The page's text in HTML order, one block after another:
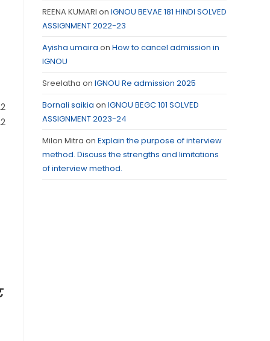
REENA KUMARI on IGNOU BEVAE 181 HINDI SOLVED
ASSIGNMENT 2022-23
Ayisha umaira on How to cancel admission in
IGNOU
Sreelatha on IGNOU Re admission 2025
Bornali saikia on IGNOU BEGC 101 SOLVED
ASSIGNMENT 2023-24
Milon Mitra on Explain the purpose of interview
method. Discuss the strengths and limitations
of interview method.